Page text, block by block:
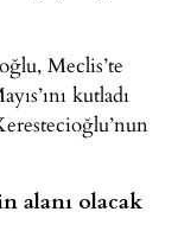
Meclis’te
kutladı
alanı olacak